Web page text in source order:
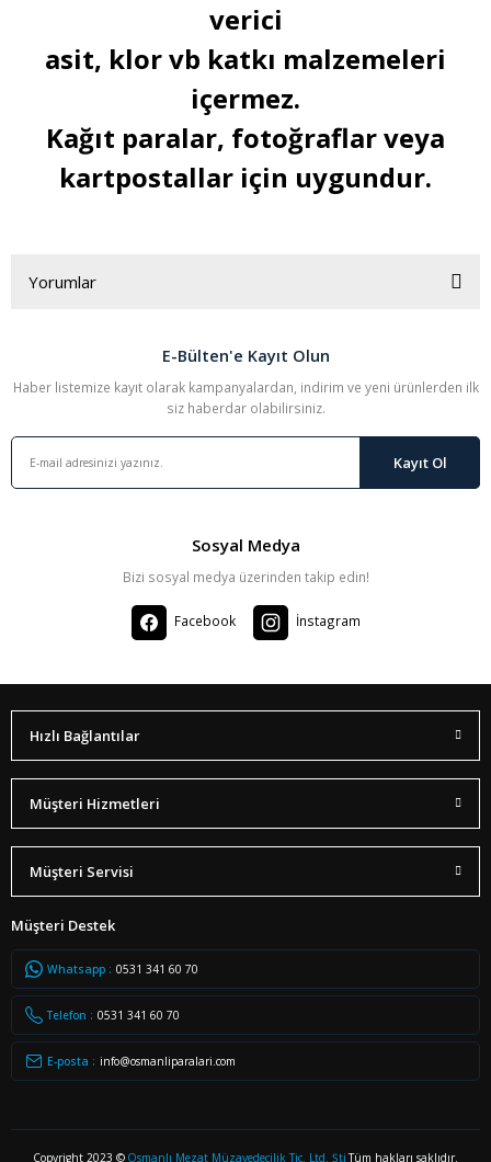
verici
asit, klor vb katkı malzemeleri
içermez.
Kağıt paralar, fotoğraflar veya
kartpostallar için uygundur.
Yorumlar
İnönü 1 Türk lirası
Sefer Kumek | 08/11/2025
E-Bülten'e Kayıt Olun
Haber listemize kayıt olarak kampanyalardan, indirim ve yeni ürünlerden ilk
siz haberdar olabilirsiniz.
Kayıt Ol
Sosyal Medya
Bizi sosyal medya üzerinden takip edin!
Facebook İnstagram
Hızlı Bağlantılar
Müşteri Hizmetleri
Müşteri Servisi
Müşteri Destek
Whatsapp : 0531 341 60 70
Telefon : 0531 341 60 70
E-posta : info@osmanliparalari.com
Copyright 2023 © Osmanlı Mezat Müzayedecilik Tic. Ltd. Şti Tüm hakları saklıdır.